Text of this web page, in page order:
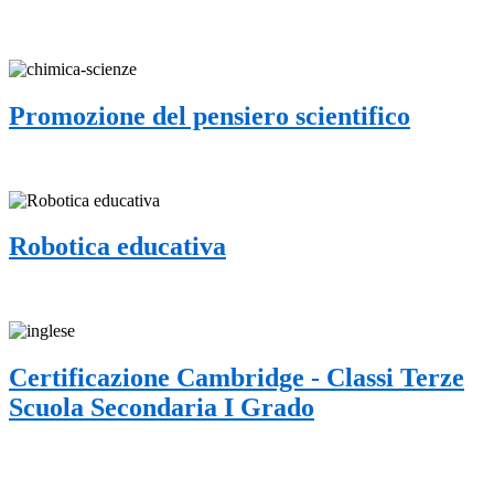
Promozione del pensiero scientifico
Robotica educativa
Certificazione Cambridge - Classi Terze
Scuola Secondaria I Grado